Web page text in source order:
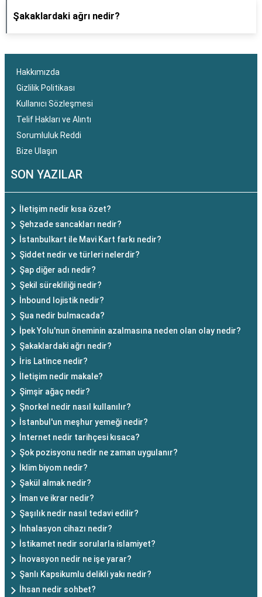
Şakaklardaki ağrı nedir?
Hakkımızda
Gizlilik Politikası
Kullanıcı Sözleşmesi
Telif Hakları ve Alıntı
Sorumluluk Reddi
Bize Ulaşın
SON YAZILAR
İletişim nedir kısa özet?
Şehzade sancakları nedir?
İstanbulkart ile Mavi Kart farkı nedir?
Şiddet nedir ve türleri nelerdir?
Şap diğer adı nedir?
Şekil sürekliliği nedir?
İnbound lojistik nedir?
Şua nedir bulmacada?
İpek Yolu'nun öneminin azalmasına neden olan olay nedir?
Şakaklardaki ağrı nedir?
İris Latince nedir?
İletişim nedir makale?
Şimşir ağaç nedir?
Şnorkel nedir nasıl kullanılır?
İstanbul'un meşhur yemeği nedir?
İnternet nedir tarihçesi kısaca?
Şok pozisyonu nedir ne zaman uygulanır?
İklim biyom nedir?
Şakül almak nedir?
İman ve ikrar nedir?
Şaşılık nedir nasıl tedavi edilir?
İnhalasyon cihazı nedir?
İstikamet nedir sorularla islamiyet?
İnovasyon nedir ne işe yarar?
Şanlı Kapsikumlu delikli yakı nedir?
İhsan nedir sohbet?